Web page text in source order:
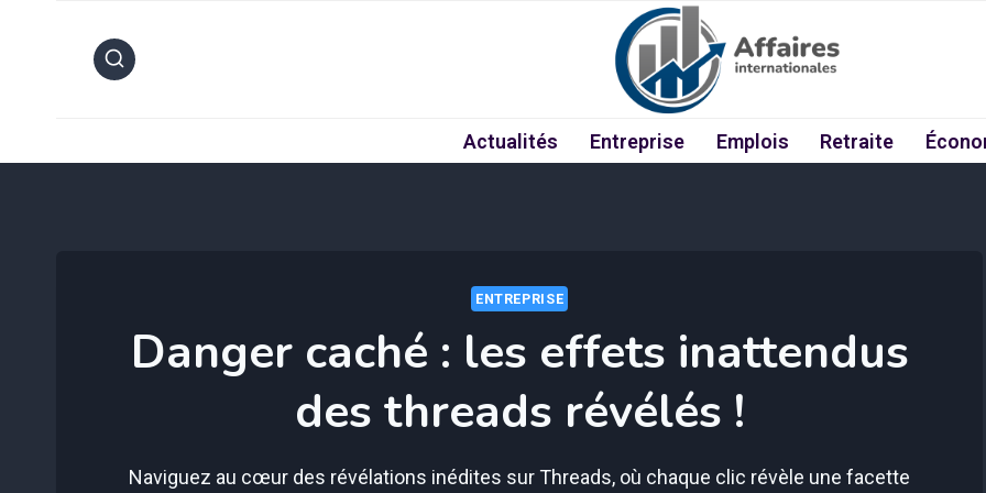
Actualités Entreprise Emplois Retraite
ENTREPRISE
Danger caché : les effets inattendus
des threads révélés !
Naviguez au cœur des révélations inédites sur Threads, où chaque clic révèle une facette